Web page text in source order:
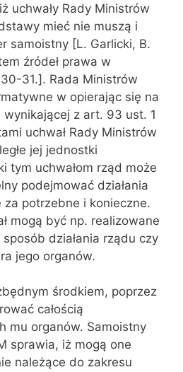
uchwały Rady Ministrów
mieć nie muszą i
samoistny [L. Garlicki, B.
źródeł prawa w
31.]. Rada Ministrów
w opierając się na
z art. 93 ust. 1
uchwał Rady Ministrów
jej jednostki
tym uchwałom rząd może
podejmować działania
za potrzeb‌ne i konieczne.
mogą być np. realizowane
działania rządu czy
jego organów.
środkiem, poprzez
całością
mu organów. Samoistny
sprawia, iż mogą one
należące do zakresu